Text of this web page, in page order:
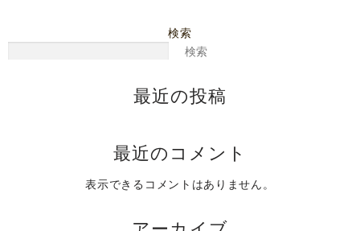
検索
検索
最近の投稿
最近のコメント
表示できるコメントはありません。